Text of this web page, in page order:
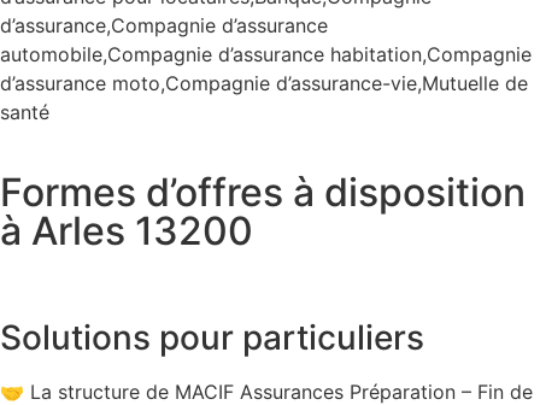
d’assurance,Compagnie d’assurance
automobile,Compagnie d’assurance habitation,Compagnie
d’assurance moto,Compagnie d’assurance-vie,Mutuelle de
santé
Formes d’offres à disposition
à Arles 13200
Solutions pour particuliers
🤝 La structure de MACIF Assurances Préparation – Fin de